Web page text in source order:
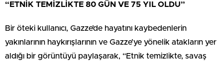
“ETNİK TEMİZLİKTE 80 GÜN VE 75 YIL OLDU”
Bir öteki kullanıcı, Gazze’de hayatını kaybedenlerin
yakınlarının haykırışlarının ve Gazze’ye yönelik atakların yer
aldığı bir görüntüyü paylaşarak, “Etnik temizlikte, savaş